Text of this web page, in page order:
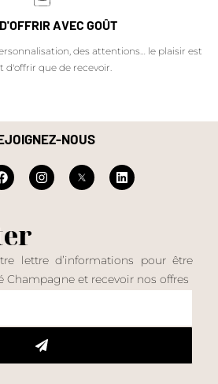
AVEC GOÛT
des attentions… le plaisir est
d'offrir que de recevoir.
NOUS
lettre d’informations pour être
Champagne et recevoir nos offres